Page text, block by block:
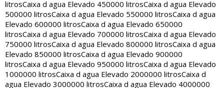
litrosCaixa d agua Elevado 450000 litrosCaixa d agua Elevado
500000 litrosCaixa d agua Elevado 550000 litrosCaixa d agua
Elevado 600000 litrosCaixa d agua Elevado 650000
litrosCaixa d agua Elevado 700000 litrosCaixa d agua Elevado
750000 litrosCaixa d agua Elevado 800000 litrosCaixa d agua
Elevado 850000 litrosCaixa d agua Elevado 900000
litrosCaixa d agua Elevado 950000 litrosCaixa d agua Elevado
1000000 litrosCaixa d agua Elevado 2000000 litrosCaixa d
agua Elevado 3000000 litrosCaixa d agua Elevado 4000000